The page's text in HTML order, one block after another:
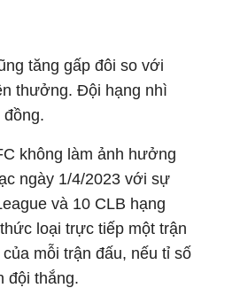
tăng gấp đôi so với
thưởng. Đội hạng nhì
đồng.
không làm ảnh hưởng
ngày 1/4/2023 với sự
và 10 CLB hạng
loại trực tiếp một trận
mỗi trận đấu, nếu tỉ số
đội thắng.